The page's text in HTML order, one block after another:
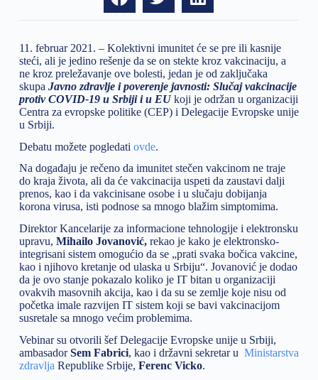
11. februar 2021. – Kolektivni imunitet će se pre ili kasnije
steći, ali je jedino rešenje da se on stekte kroz vakcinaciju, a
ne kroz preležavanje ove bolesti, jedan je od zaključaka
skupa Javno zdravlje i poverenje javnosti: Slučaj vakcinacije
protiv COVID-19 u Srbiji i u EUkoji je održan u organizaciji
Centra za evropske politike (CEP) i Delegacije Evropske unije
u Srbiji.
Debatu možete pogledati ovde.
Na događaju je rečeno da imunitet stečen vakcinom ne traje
do kraja života, ali da će vakcinacija uspeti da zaustavi dalji
prenos, kao i da vakcinisane osobe i u slučaju dobijanja
korona virusa, isti podnose sa mnogo blažim simptomima.
Direktor Kancelarije za informacione tehnologije i elektronsku
upravu, Mihailo Jovanović, rekao je kako je elektronsko-
integrisani sistem omogućio da se „prati svaka bočica vakcine,
kao i njihovo kretanje od ulaska u Srbiju“. Jovanović je dodao
da je ovo stanje pokazalo koliko je IT bitan u organizaciji
ovakvih masovnih akcija, kao i da su se zemlje koje nisu od
početka imale razvijen IT sistem koji se bavi vakcinacijom
susretale sa mnogo većim problemima.
Vebinar su otvorili šef Delegacije Evropske unije u Srbiji,
ambasadorSem Fabrici, kao i državni sekretar u Ministarstva
zdravlja Republike Srbije, Ferenc Vicko.